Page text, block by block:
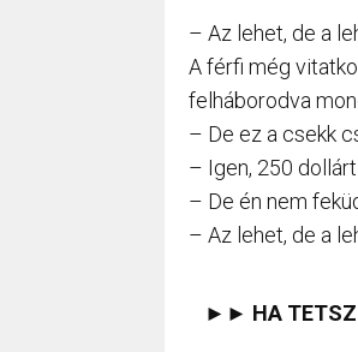
– Az lehet, de a
A férfi még
felháborodva
– De ez a csekk
– Igen, 250
– De én nem
– Az lehet, de a
►► HA